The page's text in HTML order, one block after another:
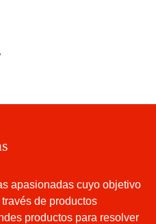
apasionadas cuyo objetivo
de productos
productos para resolver